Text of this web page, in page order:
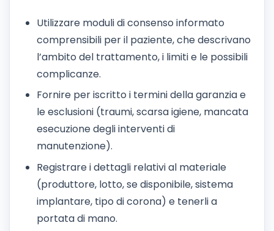
Utilizzare moduli di consenso informato
comprensibili per il paziente, che descrivano
l’ambito del trattamento, i limiti e le possibili
complicanze.
Fornire per iscritto i termini della garanzia e
le esclusioni (traumi, scarsa igiene, mancata
esecuzione degli interventi di
manutenzione).
Registrare i dettagli relativi al materiale
(produttore, lotto, se disponibile, sistema
implantare, tipo di corona) e tenerli a
portata di mano.